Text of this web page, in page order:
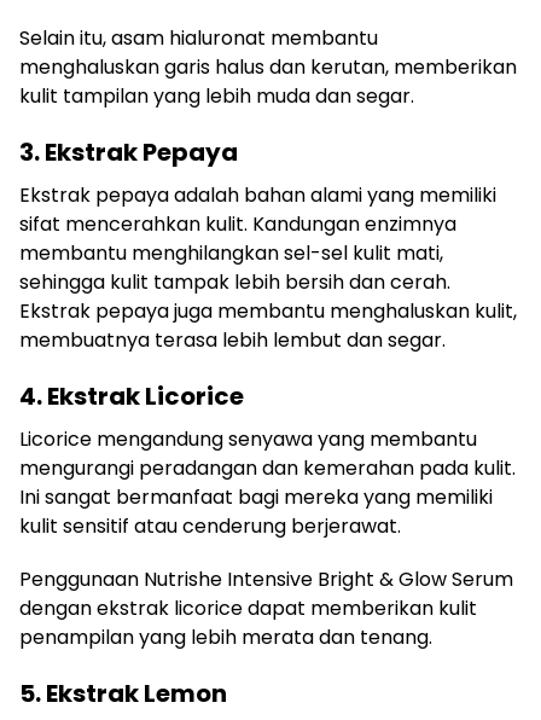
Selain itu, asam hialuronat membantu
menghaluskan garis halus dan kerutan, memberikan
kulit tampilan yang lebih muda dan segar.
3. Ekstrak Pepaya
Ekstrak pepaya adalah bahan alami yang memiliki
sifat mencerahkan kulit. Kandungan enzimnya
membantu menghilangkan sel-sel kulit mati,
sehingga kulit tampak lebih bersih dan cerah.
Ekstrak pepaya juga membantu menghaluskan kulit,
membuatnya terasa lebih lembut dan segar.
4. Ekstrak Licorice
Licorice mengandung senyawa yang membantu
mengurangi peradangan dan kemerahan pada kulit.
Ini sangat bermanfaat bagi mereka yang memiliki
kulit sensitif atau cenderung berjerawat.
Penggunaan Nutrishe Intensive Bright & Glow Serum
dengan ekstrak licorice dapat memberikan kulit
penampilan yang lebih merata dan tenang.
5. Ekstrak Lemon